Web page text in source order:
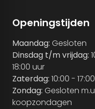
Openingstijden
Maandag: Gesloten
Dinsdag t/m vrijdag:
18:00 uur
Zaterdag: 10:00 -
Zondag: Gesloten
koopzondagen